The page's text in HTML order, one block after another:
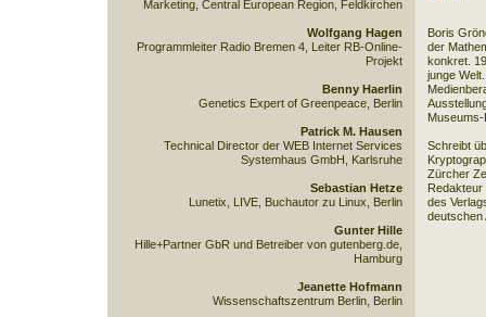
Boris
der
konkret.
junge
Schreibt
Zürcher
Redakteur
des
deutschen
Marketing, Central European Region, Feldkirchen
Wolfgang Hagen
Programmleiter Radio Bremen 4, Leiter RB-Online-
Projekt
Benny Haerlin
Genetics Expert of Greenpeace, Berlin
Patrick M. Hausen
Technical Director der WEB Internet Services
Systemhaus GmbH, Karlsruhe
Sebastian Hetze
Lunetix, LIVE, Buchautor zu Linux, Berlin
Gunter Hille
Hille+Partner GbR und Betreiber von gutenberg.de,
Hamburg
Jeanette Hofmann
Wissenschaftszentrum Berlin, Berlin